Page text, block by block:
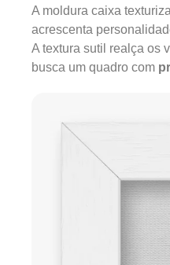
A moldura caixa
acrescenta
A textura sutil realça os
busca um quadro com